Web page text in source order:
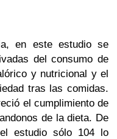
en este estudio se
del consumo de
y nutricional y el
tras las comidas.
el cumplimiento de
de la dieta. De
estudio sólo 104 lo